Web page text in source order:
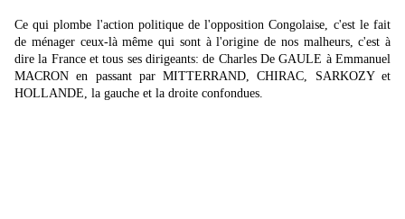
Ce qui plombe l'action politique de l'opposition Congolaise, c'est le fait
de ménager ceux-là même qui sont à l'origine de nos malheurs, c'est à
dire la France et tous ses dirigeants: de Charles De GAULE à Emmanuel
MACRON en passant par MITTERRAND, CHIRAC, SARKOZY et
HOLLANDE, la gauche et la droite confondues.